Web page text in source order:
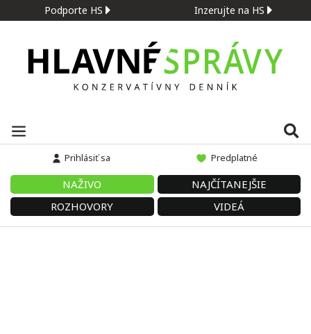
Podporte HS Inzerujte na HS
Prihlásiť sa Predplatné
NAŽIVO
NAJČÍTANEJŠIE
ROZHOVORY
VIDEÁ